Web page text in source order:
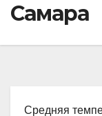
Самара
Средняя